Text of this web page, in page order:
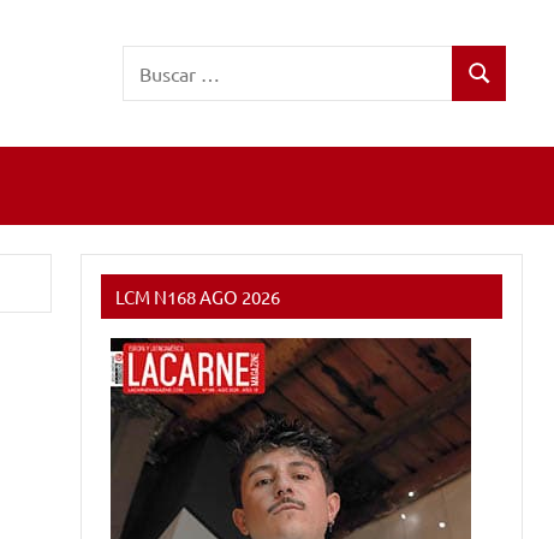
Buscar
LCM N168 AGO 2026